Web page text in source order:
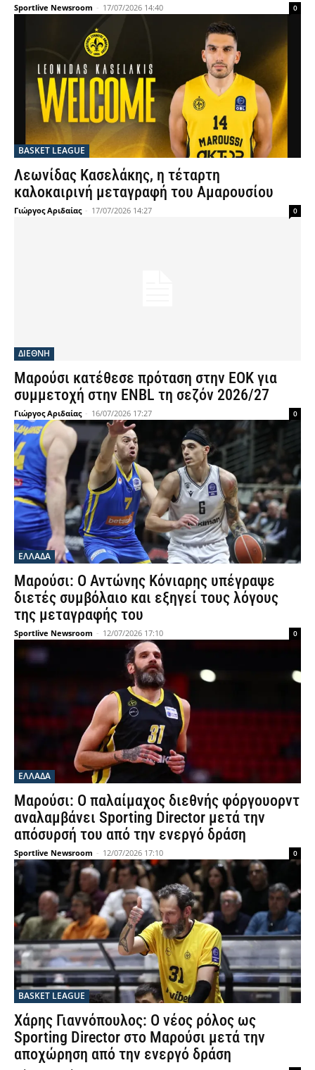
Sportlive Newsroom - 17/07/2026 14:40 0
BASKET LEAGUE
Λεωνίδας Κασελάκης, η τέταρτη
καλοκαιρινή μεταγραφή του Αμαρουσίου
Γιώργος Αριδαίας - 17/07/2026 14:27 0
ΔΙΕΘΝΗ
Μαρούσι κατέθεσε πρόταση στην ΕΟΚ για
συμμετοχή στην ENBL τη σεζόν 2026/27
Γιώργος Αριδαίας - 16/07/2026 17:27 0
ΕΛΛΑΔΑ
Μαρούσι: Ο Αντώνης Κόνιαρης υπέγραψε
διετές συμβόλαιο και εξηγεί τους λόγους
της μεταγραφής του
Sportlive Newsroom - 12/07/2026 17:10 0
ΕΛΛΑΔΑ
Μαρούσι: Ο παλαίμαχος διεθνής φόργουορντ
αναλαμβάνει Sporting Director μετά την
απόσυρσή του από την ενεργό δράση
Sportlive Newsroom - 12/07/2026 17:10 0
BASKET LEAGUE
Χάρης Γιαννόπουλος: Ο νέος ρόλος ως
Sporting Director στο Μαρούσι μετά την
αποχώρηση από την ενεργό δράση